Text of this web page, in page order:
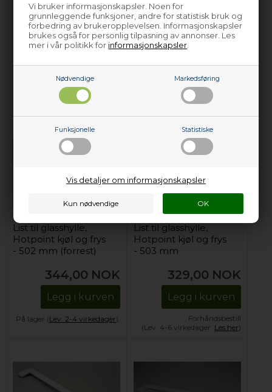
Vi bruker informasjonskapsler. Noen for
grunnleggende funksjoner, andre for statistisk bruk og
forbedring av brukeropplevelsen. Informasjonskapsler
brukes også for personlig tilpasning av annonser. Les
mer i vår politikk for informasjonskapsler
Nødvendige Markedsføring
Funksjonelle Statistiske
Vis detaljer om informasjonskapsler
List til glasshylle,
Hotpoint kjøl og frys
- 476 mm (bakerste)
Legg i kurven
Lev. 2-4 virkedager
List til glasshylle,
Hotpoint kjøl og frys
- 502 mm (bakerste)
Legg i kurven
Lev. 2-4 virkedager
List til glasshylle,
Hotpoint kjøl og frys
- 502 mm (forrest)
344,00 NOK
Legg i kurven
På lager (Lev. 2-4 virkedager).
List til glasshylle,
Hotpoint kjøl og frys
- 503 mm
329,00 NOK
Legg i kurven
Forhåndsbestill
(Lev. 4-6 virkedager. Les her)